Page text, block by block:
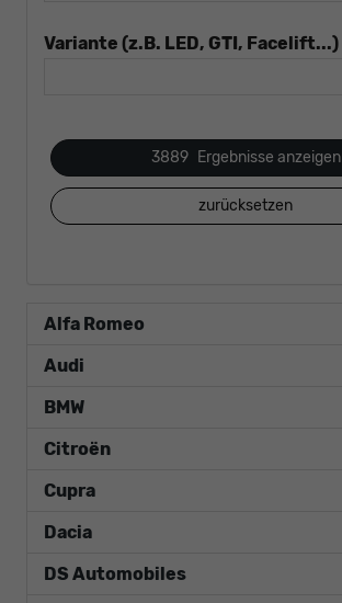
Variante (z.B. LED, GTI, Facelift...)
3889 Ergebnisse anzeigen
zurücksetzen
Alfa Romeo
Audi
BMW
Citroën
Cupra
Dacia
DS Automobiles